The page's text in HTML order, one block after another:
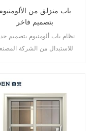
باب منزلق من
بتصميم فاخر
نظام باب ألومنيوم بتصميم
للاستبدال من الشركة